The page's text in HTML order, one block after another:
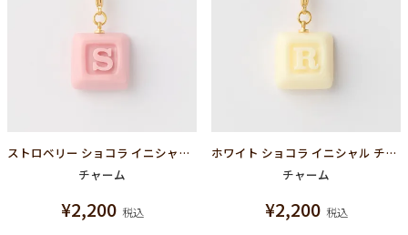
ストロベリー ショコラ イニシャル チャーム/S
チャーム
¥2,200 税込
ホワイト ショコラ イニシャル チャーム/R
チャーム
¥2,200 税込